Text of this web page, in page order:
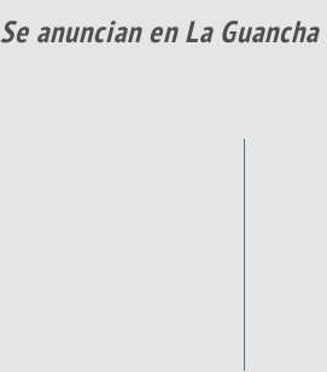
Se anuncian en La